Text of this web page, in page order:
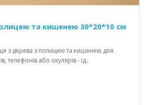
та кишенею 30*20*10 см
з дерева з полицею та кишенею для
телефонів або окулярів - ід..